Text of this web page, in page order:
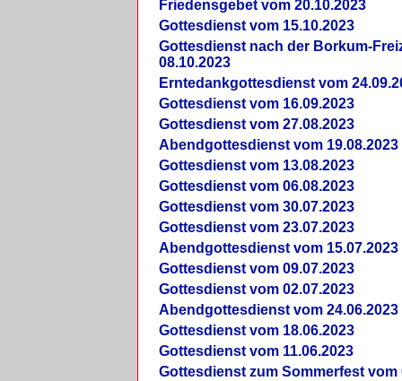
Friedensgebet vom 20.10.2023
Gottesdienst vom 15.10.2023
Gottesdienst nach der Borkum-
08.10.2023
Erntedankgottesdienst vom
Gottesdienst vom 16.09.2023
Gottesdienst vom 27.08.2023
Abendgottesdienst vom 19.08.2023
Gottesdienst vom 13.08.2023
Gottesdienst vom 06.08.2023
Gottesdienst vom 30.07.2023
Gottesdienst vom 23.07.2023
Abendgottesdienst vom 15.07.2023
Gottesdienst vom 09.07.2023
Gottesdienst vom 02.07.2023
Abendgottesdienst vom 24.06.2023
Gottesdienst vom 18.06.2023
Gottesdienst vom 11.06.2023
Gottesdienst zum Sommerfest vom